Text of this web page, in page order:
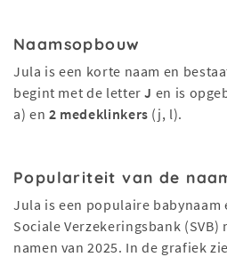
Naamsopbouw
Jula is een korte naam en
begint met de letterJ en is
a) en 2 medeklinkers (j, l).
Populariteit van de
Jula is een populaire babynaam
Sociale Verzekeringsbank (SVB)
namen van 2025. In de grafiek